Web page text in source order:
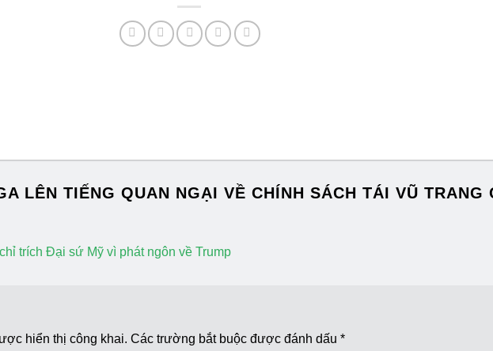
LÊN TIẾNG QUAN NGẠI VỀ CHÍNH SÁCH TÁI VŨ TRANG
trích Đại sứ Mỹ vì phát ngôn về Trump
hiển thị công khai. Các trường bắt buộc được đánh dấu *